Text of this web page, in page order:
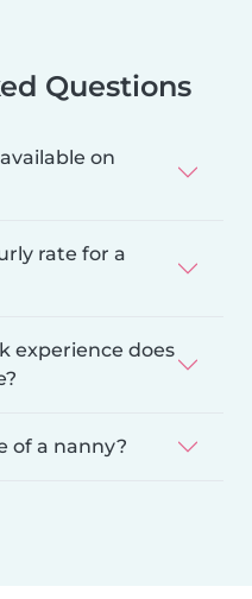
Questions
on
rate for a
experience does
of a nanny?